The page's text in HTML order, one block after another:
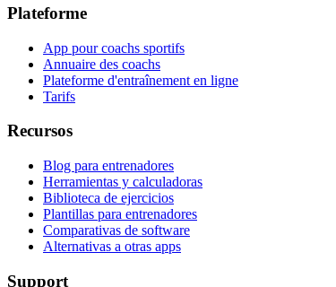
Plateforme
App pour coachs sportifs
Annuaire des coachs
Plateforme d'entraînement en ligne
Tarifs
Recursos
Blog para entrenadores
Herramientas y calculadoras
Biblioteca de ejercicios
Plantillas para entrenadores
Comparativas de software
Alternativas a otras apps
Support